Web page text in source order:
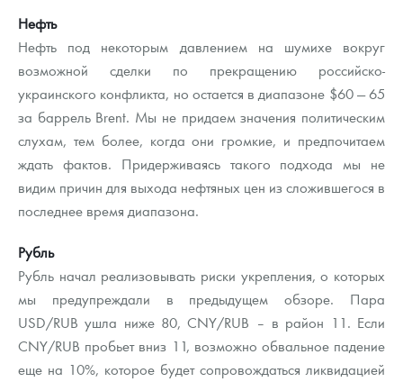
Аксессуары
Год Лошади
Флот: ледоколы и корабли
Ювелирные изделия
Русская нумизматика
Золотая карманная галерея
Наборы подарочных и коллекционных монет
Памятка для работы с монетами из драгметаллов
Монеты
Политика конфиденциальности
Положение по обработке и защите персональных данных
Скупка слитков
Наши преимущества
Пресс-служба
Нефть
Нефть под некоторым давлением на шумихе вокруг
возможной сделки по прекращению российско-
украинского конфликта, но остается в диапазоне $60 — 65
за баррель Brent. Мы не придаем значения политическим
слухам, тем более, когда они громкие, и предпочитаем
ждать фактов. Придерживаясь такого подхода мы не
видим причин для выхода нефтяных цен из сложившегося в
последнее время диапазона.
Рубль
Рубль начал реализовывать риски укрепления, о которых
мы предупреждали в предыдущем обзоре. Пара
USD/RUB ушла ниже 80, CNY/RUB – в район 11. Если
CNY/RUB пробьет вниз 11, возможно обвальное падение
еще на 10%, которое будет сопровождаться ликвидацией